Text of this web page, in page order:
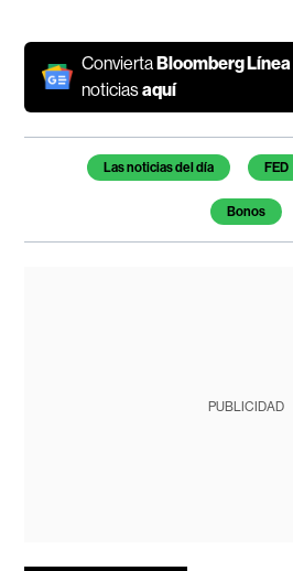
ConviertaBloomberg Línea
noticiasaquí
Temas de este artículo
Las noticias del día FED
Bonos
PUBLICIDAD